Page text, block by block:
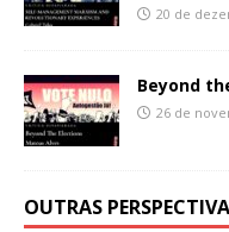
20 de
Beyond
26 de
OUTRAS